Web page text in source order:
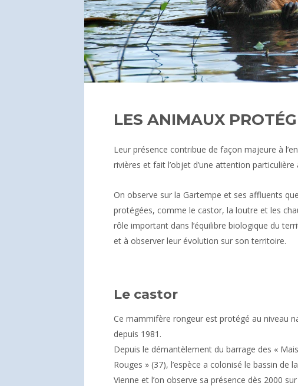
LES ANIMAUX
Leur présence contribue de façon majeure à
rivières et fait l’objet d’une attention
On observe sur la Gartempe et ses affluents
protégées, comme le castor, la loutre et les
rôle important dans l’équilibre biologique du
et à observer leur évolution sur son territoire.
Le castor
Ce mammifère rongeur est protégé au niveau
depuis 1981.
Depuis le démantèlement du barrage des «
Rouges » (37), l’espèce a colonisé le bassin de la
Vienne et l’on observe sa présence dès 2000